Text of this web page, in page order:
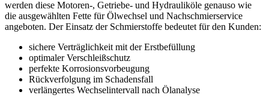
werden diese Motoren-, Getriebe- und Hydrauliköle genauso wie
die ausgewählten Fette für Ölwechsel und Nachschmierservice
angeboten. Der Einsatz der Schmierstoffe bedeutet für den Kunden:
sichere Verträglichkeit mit der Erstbefüllung
optimaler Verschleißschutz
perfekte Korrosionsvorbeugung
Rückverfolgung im Schadensfall
verlängertes Wechselintervall nach Ölanalyse